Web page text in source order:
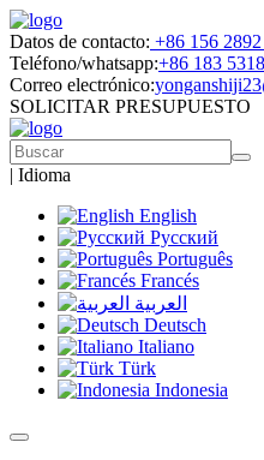
Datos de contacto: +86 156
Teléfono/whatsapp:+86 183
Correo electrónico:
SOLICITAR PRESUPUESTO
| Idioma
English
Русский
Português
Francés
العربية
Deutsch
Italiano
Türk
Indonesia